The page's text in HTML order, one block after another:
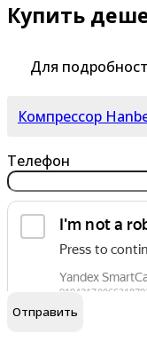
Купить
Для
Компрессор
Телефон
Я согласен на